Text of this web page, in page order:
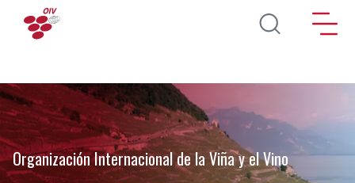
Pasar al contenido principal
Organización Internacional de la Viña y el Vino